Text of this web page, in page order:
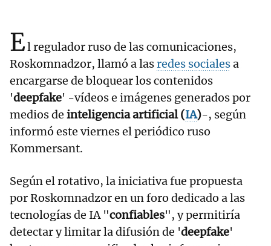
El regulador ruso de las comunicaciones,
Roskomnadzor, llamó a lasredes socialesa
encargarse de bloquear los contenidos
'deepfake' -vídeos e imágenes generados por
medios de inteligencia artificial (IA)-, según
informó este viernes el periódico ruso
Kommersant.
Según el rotativo, la iniciativa fue propuesta
por Roskomnadzor en un foro dedicado a las
tecnologías de IA "confiables", y permitiría
detectar y limitar la difusión de 'deepfake'